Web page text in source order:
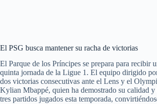
El PSG busca mantener su racha de victorias
El Parque de los Príncipes se prepara para
quinta jornada de la Ligue 1. El equipo dirigido
dos victorias consecutivas ante el Lens y el
Kylian Mbappé, quien ha demostrado su calidad
tres partidos jugados esta temporada,